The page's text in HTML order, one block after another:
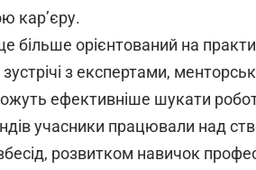
кар’єру.
більше орієнтований на
з експертами,
ефективніше шукати
учасники працювали над
розвитком навичок